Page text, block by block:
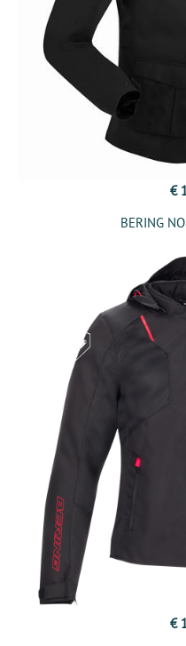
€
BERING
€